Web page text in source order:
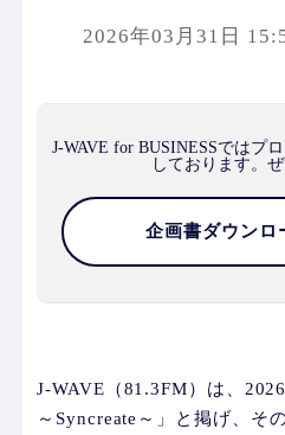
2026年03月31日
J-WAVE for BUSINESSではプ
しております。
企画書ダウンロ
J-WAVE（81.3FM）は、
～Syncreate～」と掲げ、そ